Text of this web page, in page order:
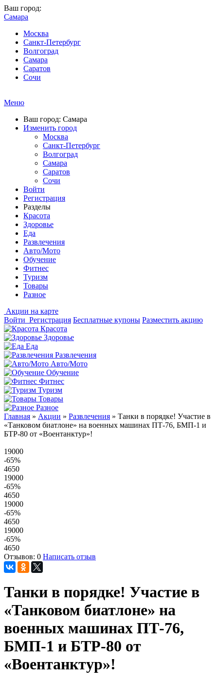
Ваш город:
Самара
Москва
Санкт-Петербург
Волгоград
Самара
Саратов
Сочи
Меню
Ваш город: Самара
Изменить город
Москва
Санкт-Петербург
Волгоград
Самара
Саратов
Сочи
Войти
Регистрация
Разделы
Красота
Здоровье
Еда
Развлечения
Авто/Мото
Обучение
Фитнес
Туризм
Товары
Разное
Акции на карте
Войти Регистрация Бесплатные купоны Разместить акцию
Красота
Здоровье
Еда
Развлечения
Авто/Мото
Обучение
Фитнес
Туризм
Товары
Разное
Главная » Акции » Развлечения » Танки в порядке! Участие в
«Танковом биатлоне» на военных машинах ПТ-76, БМП-1 и
БТР-80 от «Воентанктур»!
19000
-65%
4650
19000
-65%
4650
19000
-65%
4650
19000
-65%
4650
Отзывов: 0 Написать отзыв
Танки в порядке! Участие в
«Танковом биатлоне» на
военных машинах ПТ-76,
БМП-1 и БТР-80 от
«Воентанктур»!